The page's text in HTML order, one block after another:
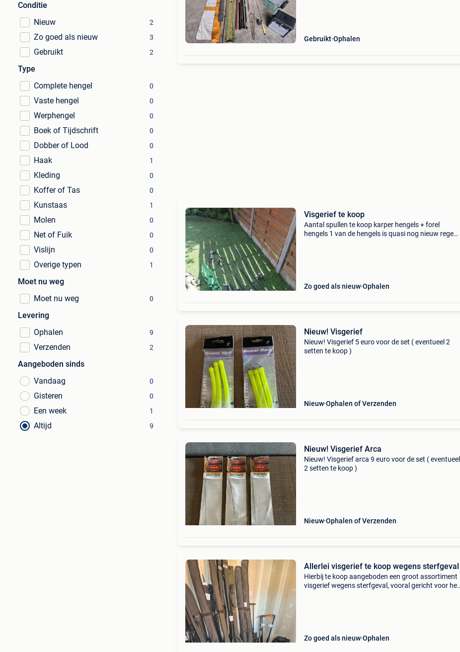
Conditie
Nieuw
2
Zo goed als nieuw 3
Gebruikt 2
Type
Complete hengel
0
Vaste hengel 0
Werphengel 0
Boek of Tijdschrift 0
Dobber of Lood 0
Haak 1
Kleding 0
Koffer of Tas 0
Kunstaas 1
Molen 0
Net of Fuik 0
Vislijn 0
Overige typen 1
Moet nu weg
Moet nu weg
0
Levering
Ophalen
9
Verzenden 2
Aangeboden sinds
Vandaag
0
Gisteren 0
Een week 1
Altijd 9
Gebruikt Ophalen
Visgerief te koop
Aantal spullen te koop karper hengels + forel
hengels 1 van de hengels is quasi nog nieuw regen
Zo goed als nieuw Ophalen
Nieuw! Visgerief
Nieuw! Visgerief 5 euro voor de set ( eventueel 2
setten te koop )
Nieuw Ophalen of Verzenden
Nieuw! Visgerief Arca
Nieuw! Visgerief arca 9 euro voor de set ( eventueel
2 setten te koop )
Nieuw Ophalen of Verzenden
Allerlei visgerief te koop wegens sterfgeval
Hierbij te koop aangeboden een groot assortiment
visgerief wegens sterfgeval, vooral gericht voor het
Zo goed als nieuw Ophalen